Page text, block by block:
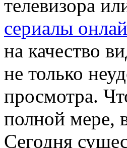
телевизора
сериалы
на качество
не только
просмотра.
полной мере,
Сегодня